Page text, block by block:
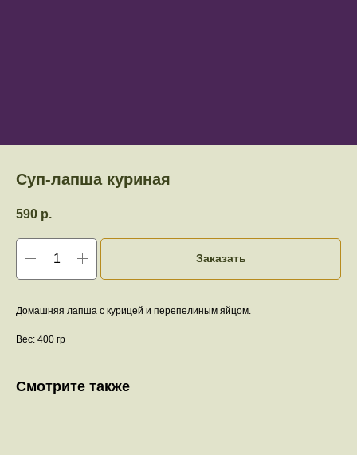
Суп-лапша куриная
590 р.
Заказать
Домашняя лапша с курицей и перепелиным яйцом.
Вес: 400 гр
Смотрите также